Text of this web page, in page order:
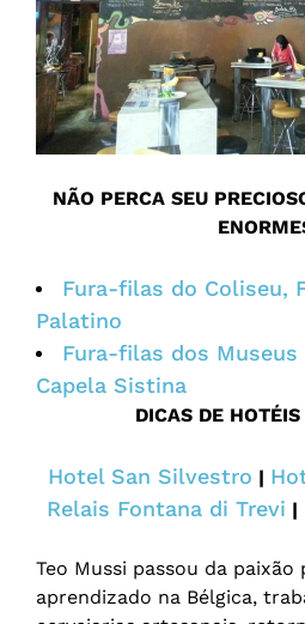
NÃO PERCA SEU
Fura-filas do Coliseu,
Palatino
Fura-filas dos Museus
Capela Sistina
DICAS DE
Hotel San Silvestro |
Relais Fontana di Trevi |
Teo Mussi passou da paixão
aprendizado na Bélgica,